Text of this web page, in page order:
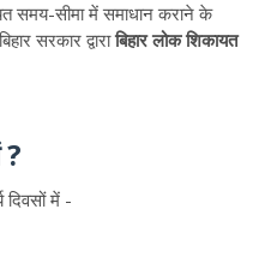
समय-सीमा में समाधान कराने के
सरकार द्वाराबिहार लोक शिकायत
में -